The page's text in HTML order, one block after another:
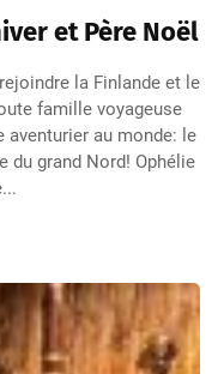
et Père Noël
la Finlande et le
famille voyageuse
aventurier au monde: le
du grand Nord! Ophélie